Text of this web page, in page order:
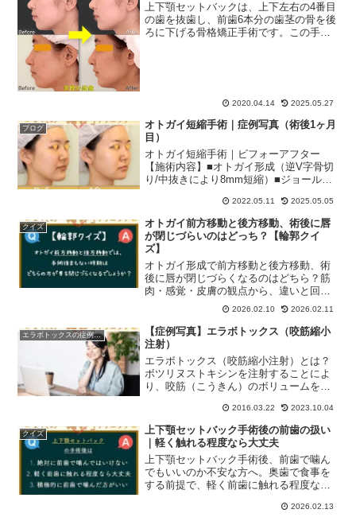
上下顎セットバックは、上下左右の4番目
の歯を抜歯し、前歯6本分の歯茎の骨を後
ろに下げる骨格矯正手術です。この手術
2020.04.14 2025.05.27
ブログ
オトガイ短縮手術｜症例写真（術後1ヶ月
目）
オトガイ短縮手術｜ビフォーアフター
【施術内容】■オトガイ形成（逆V字骨切
り/中抜きにより8mm短縮）■ジョールフ
ト（MINT LIFT II mini S Flex）6本ビフォ
ーアフター（1ヶ月後）院長...
2022.05.11 2025.05.05
クイズ
オトガイ前方移動と後方移動、術後に唇
が閉じづらいのはどっち？【輪郭クイ
ズ】
オトガイ形成で前方移動と後方移動、術
後に唇が閉じづらくなるのはどちら？筋
肉・感覚・皮膚の観点から、違いと回復
の仕組みを専門医が解説します。
2026.02.10 2026.02.11
エラボトックスの症例写真
【症例写真】エラボトックス（咬筋縮小
注射）
エラボトックス（咬筋縮小注射）とは？
ボツリヌストキシンを注射することによ
り、咬筋（こうきん）のボリュームを減
お顔をシャープにする効果を期待できま
す。しっかり咬筋の位置と深さを見極め
てから注射しないと、効果...
2016.03.22 2023.10.04
クイズ
上下顎セットバック手術後の前歯の扱い
｜軽く触れる程度なら大丈夫
上下顎セットバック手術後、前歯で噛ん
でもいいのか不安な方へ。奥歯で食事を
する前提で、軽く前歯に触れる程度なら
stress shieldingの観点からわかりやすく
2026.02.13